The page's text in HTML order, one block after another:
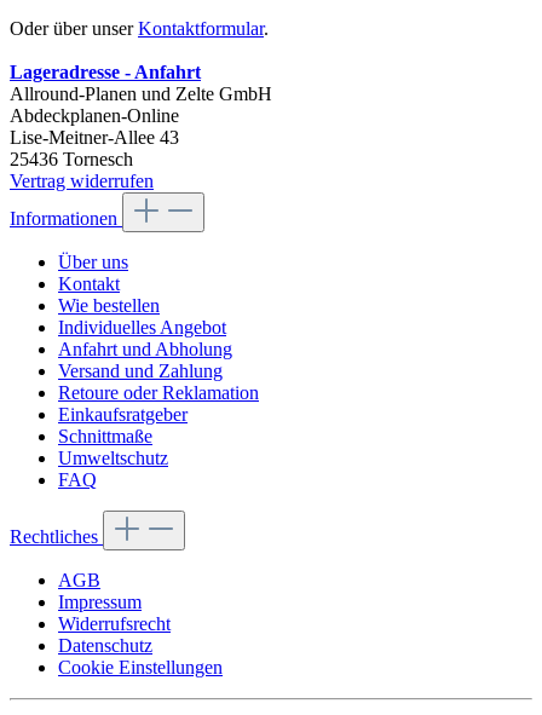
Oder über unserKontaktformular.
Lageradresse - Anfahrt
Allround-Planen und Zelte GmbH
Abdeckplanen-Online
Lise-Meitner-Allee 43
25436 Tornesch
Vertrag widerrufen
Informationen
Über uns
Kontakt
Wie bestellen
Individuelles Angebot
Anfahrt und Abholung
Versand und Zahlung
Retoure oder Reklamation
Einkaufsratgeber
Schnittmaße
Umweltschutz
FAQ
Rechtliches
AGB
Impressum
Widerrufsrecht
Datenschutz
Cookie Einstellungen